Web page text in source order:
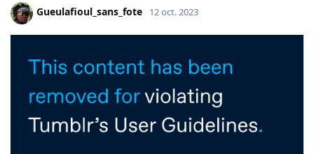
Gueulafioul_sans_fote 12 oct. 2023